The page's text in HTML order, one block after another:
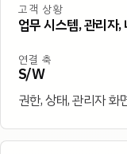
고객 상황
업무 시스템, 관리자
연결 축
S/W
권한, 상태, 관리자 화